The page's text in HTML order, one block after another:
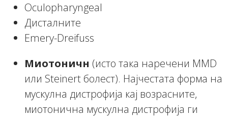
Oculopharyngeal
Дисталните
Emery-Dreifuss
Миотоничн (исто така наречени MMD
или Steinert болест). Најчестата форма на
мускулна дистрофија кај возрасните,
миотонична мускулна дистрофија ги